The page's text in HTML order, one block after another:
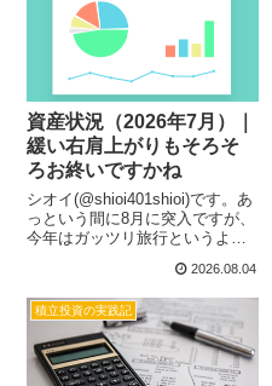
資産状況（2026年7月）｜
緩い右肩上がりもそろそ
ろお終いですかね
シオイ(@shioi401shioi)です。あ
っという間に8月に突入ですが、
今年はガッツリ旅行というより
にしても暑かったり急に涼しく
なったりと気温差に体がついて
いけないです。７月終わってみ
ると若干減ってはいました...
2026.08.04
積立投資の実践記